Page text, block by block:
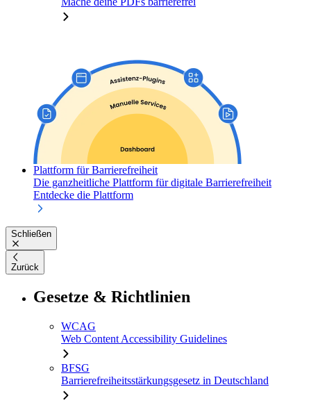
Plattform für Barrierefreiheit
Die ganzheitliche Plattform für digitale Barrierefreiheit
Entdecke die Plattform
Schließen
Zurück
Gesetze & Richtlinien
WCAG
Web Content Accessibility Guidelines
BFSG
Barrierefreiheitsstärkungsgesetz in Deutschland